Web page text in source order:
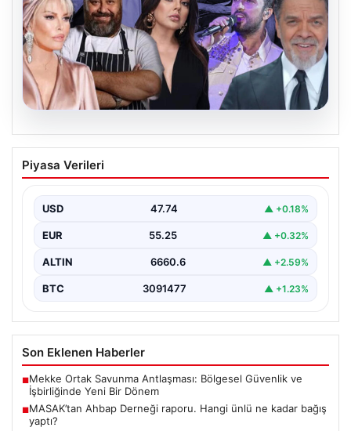
06.08.2026
MASAK’tan Ahbap Derneği raporu.
Hangi ünlü ne kadar bağış yaptı?
Bağışları ve Paranın Akibeti", "content": "Son dönemde
kamuoyunun…
Piyasa Verileri
USD 47.74 ▲ +0.18%
EUR 55.25 ▲ +0.32%
ALTIN 6660.6 ▲ +2.59%
BTC 3091477 ▲ +1.23%
Son Eklenen Haberler
■Mekke Ortak Savunma Antlaşması: Bölgesel Güvenlik ve
İşbirliğinde Yeni Bir Dönem
■MASAK’tan Ahbap Derneği raporu. Hangi ünlü ne kadar bağış
yaptı?